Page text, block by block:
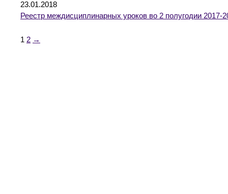
23.01.2018
Реестр междисциплинарных уроков во 2 полугодии 2017-
1 2 →